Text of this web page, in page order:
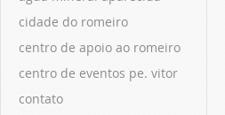
cidade do romeiro
centro de apoio ao romeiro
centro de eventos pe. vitor
contato